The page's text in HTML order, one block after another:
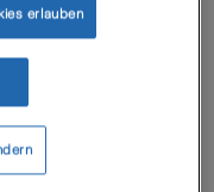
gegen
erlauben